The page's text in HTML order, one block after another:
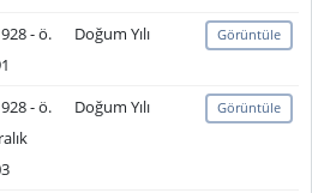
- ö.
Doğum Yılı Görüntüle
- ö.
Doğum Yılı Görüntüle